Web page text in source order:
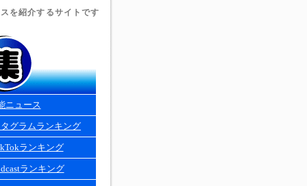
を紹介するサイトです
ニュース
グラムランキング
ランキング
ランキング